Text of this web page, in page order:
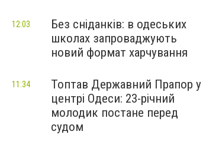
Без сніданків: в одеських
школах запроваджують
новий формат харчування
12:03
Топтав Державний Прапор у
центрі Одеси: 23-річний
молодик постане перед
судом
11:34